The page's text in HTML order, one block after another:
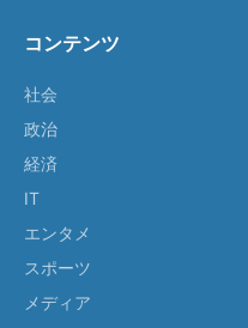
コンテンツ
社会
政治
経済
IT
エンタメ
スポーツ
メディア